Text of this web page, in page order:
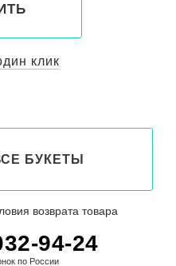
клик
БУКЕТЫ
возврата товара
94-24
по России